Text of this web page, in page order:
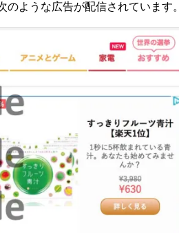
ような広告が配信されています。